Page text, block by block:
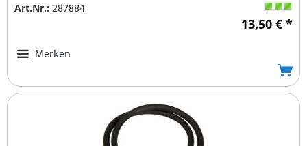
Art.Nr.: 287884
13,50 € *
Merken